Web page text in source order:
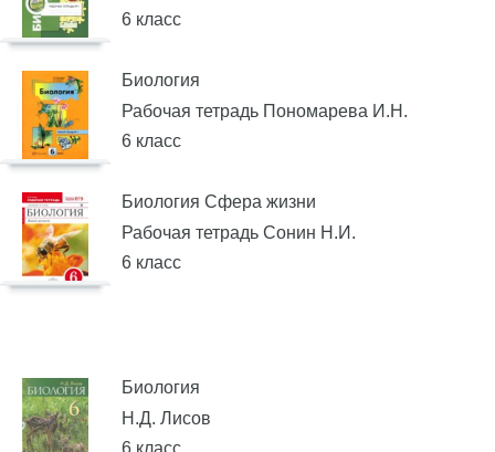
6 класс
Биология
Рабочая тетрадь Пономарева И.Н.
6 класс
Биология Сфера жизни
Рабочая тетрадь Сонин Н.И.
6 класс
Биология
Н.Д. Лисов